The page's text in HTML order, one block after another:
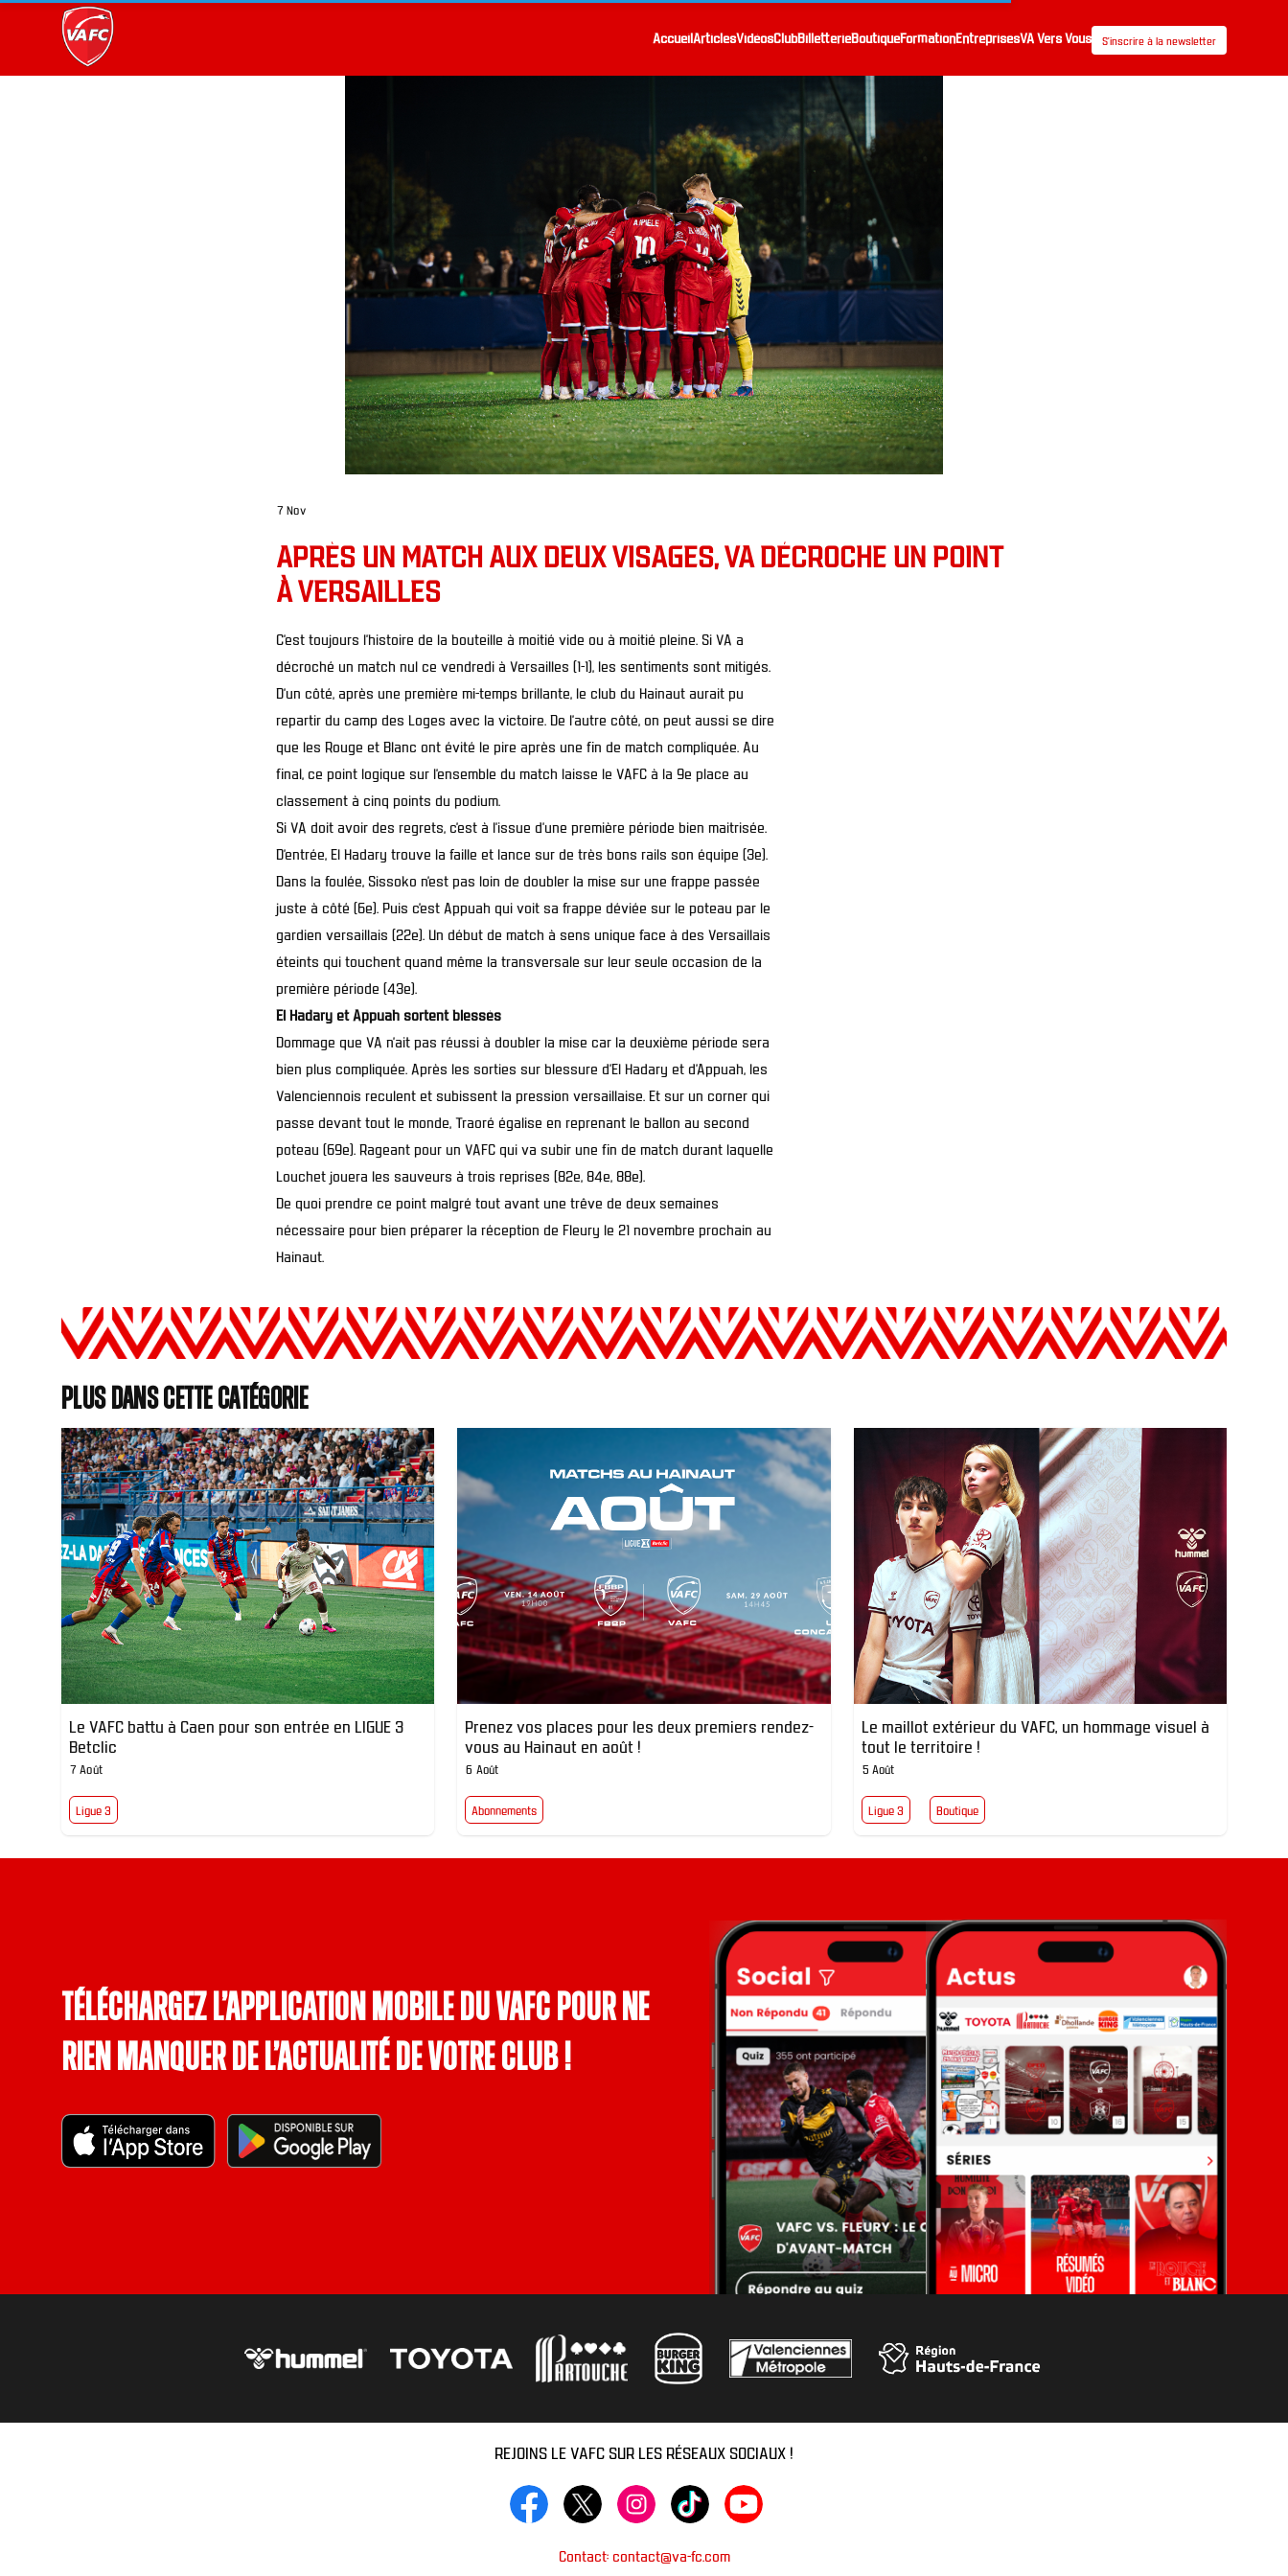
AccueilArticlesVidéosClubBilletterieBoutiqueFormationEntreprisesVA Vers Vous S’inscrire à la newsletter
7 Nov
APRÈS UN MATCH AUX DEUX VISAGES, VA DÉCROCHE UN POINT
À VERSAILLES
C’est toujours l’histoire de la bouteille à moitié vide ou à moitié pleine. Si VA a
décroché un match nul ce vendredi à Versailles (1-1), les sentiments sont mitigés.
D’un côté, après une première mi-temps brillante, le club du Hainaut aurait pu
repartir du camp des Loges avec la victoire. De l’autre côté, on peut aussi se dire
que les Rouge et Blanc ont évité le pire après une fin de match compliquée. Au
final, ce point logique sur l’ensemble du match laisse le VAFC à la 9e place au
classement à cinq points du podium.
Si VA doit avoir des regrets, c’est à l’issue d’une première période bien maitrisée.
D’entrée, El Hadary trouve la faille et lance sur de très bons rails son équipe (3e).
Dans la foulée, Sissoko n’est pas loin de doubler la mise sur une frappe passée
juste à côté (6e). Puis c’est Appuah qui voit sa frappe déviée sur le poteau par le
gardien versaillais (22e). Un début de match à sens unique face à des Versaillais
éteints qui touchent quand même la transversale sur leur seule occasion de la
première période (43e).
El Hadary et Appuah sortent blessés
Dommage que VA n’ait pas réussi à doubler la mise car la deuxième période sera
bien plus compliquée. Après les sorties sur blessure d’El Hadary et d’Appuah, les
Valenciennois reculent et subissent la pression versaillaise. Et sur un corner qui
passe devant tout le monde, Traoré égalise en reprenant le ballon au second
poteau (69e). Rageant pour un VAFC qui va subir une fin de match durant laquelle
Louchet jouera les sauveurs à trois reprises (82e, 84e, 88e).
De quoi prendre ce point malgré tout avant une trêve de deux semaines
nécessaire pour bien préparer la réception de Fleury le 21 novembre prochain au
Hainaut.
Plus dans cette catégorie
Le VAFC battu à Caen pour son entrée en LIGUE 3
Betclic
7 Août
Ligue 3
Prenez vos places pour les deux premiers rendez-
vous au Hainaut en août !
6 Août
Abonnements
Le maillot extérieur du VAFC, un hommage visuel à
tout le territoire !
5 Août
Ligue 3 Boutique
Téléchargez l’application mobile du VAFC pour ne
rien manquer de l’actualité de votre club !
REJOINS LE VAFC SUR LES RÉSEAUX SOCIAUX !
Contact: contact@va-fc.com